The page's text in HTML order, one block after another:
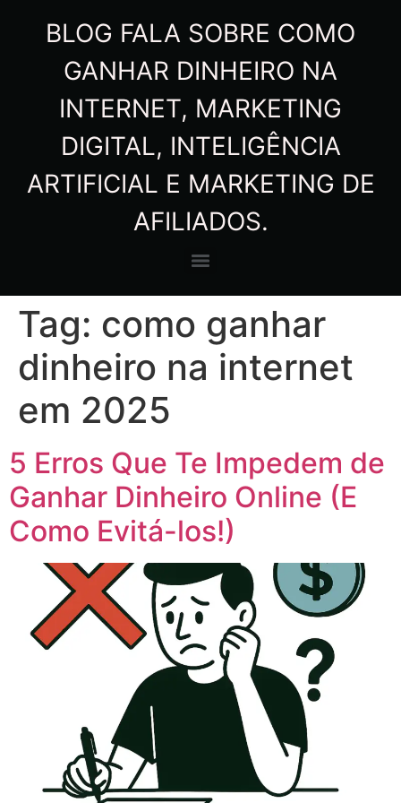
BLOG FALA SOBRE COMO
GANHAR DINHEIRO NA
INTERNET, MARKETING
DIGITAL, INTELIGÊNCIA
ARTIFICIAL E MARKETING DE
AFILIADOS.
Tag: como ganhar
dinheiro na internet
em 2025
5 Erros Que Te Impedem de
Ganhar Dinheiro Online (E
Como Evitá-los!)